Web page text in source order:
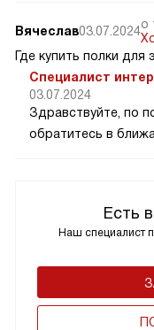
Есть
Наш специалист
Вячеслав03.07.2024о
Где купить полки для
Специалист
03.07.2024
Здравствуйте, по
обратитесь в